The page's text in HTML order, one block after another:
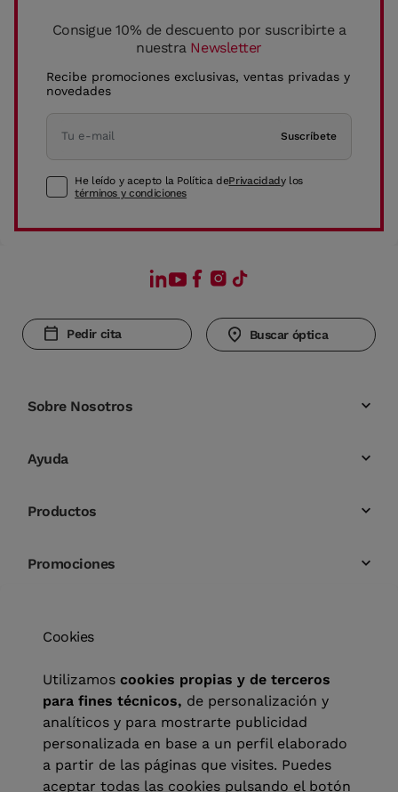
Consigue 10% de descuento por suscribirte a
nuestra Newsletter
Recibe promociones exclusivas, ventas privadas y
novedades
Suscríbete
He leído y acepto la Política dePrivacidady los
términos y condiciones
Pedir cita Buscar óptica
Sobre Nosotros
Ayuda
Productos
Promociones
Cookies
Utilizamos cookies propias y de terceros
para fines técnicos, de personalización y
analíticos y para mostrarte publicidad
personalizada en base a un perfil elaborado
a partir de las páginas que visites. Puedes
aceptar todas las cookies pulsando el botón